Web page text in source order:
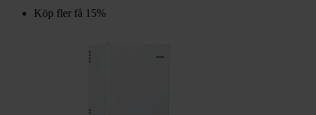
Köp fler få 15%